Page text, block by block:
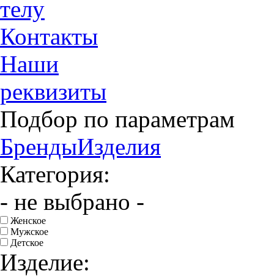
телу
Контакты
Наши
реквизиты
Подбор по параметрам
БрендыИзделия
Категория:
- не выбрано -
Женское
Мужское
Детское
Изделие: